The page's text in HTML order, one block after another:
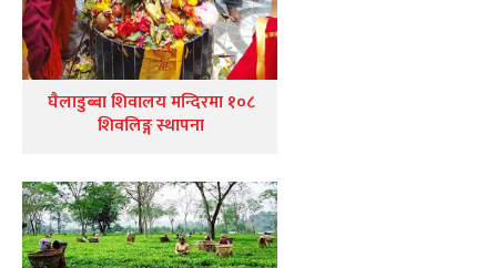
घैलाडुब्बा शिवालय मन्दिरमा १०८
शिवलिङ्ग स्थापना